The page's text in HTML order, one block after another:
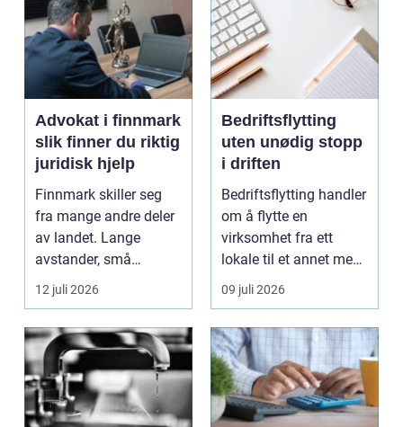
Advokat i finnmark
slik finner du riktig
juridisk hjelp
Finnmark skiller seg
fra mange andre deler
av landet. Lange
avstander, små
lokalsamfunn, sterk
tilkn...
12 juli 2026
Bedriftsflytting
uten unødig stopp
i driften
Bedriftsflytting handler
om å flytte en
virksomhet fra ett
lokale til et annet med
minst mulig...
09 juli 2026